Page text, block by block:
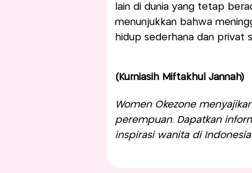
lain di dunia yang tetap
menunjukkan bahwa
hidup sederhana dan privat
(Kurniasih Miftakhul Jannah)
Women Okezone
perempuan. Dapatkan
inspirasi wanita di Indonesia.